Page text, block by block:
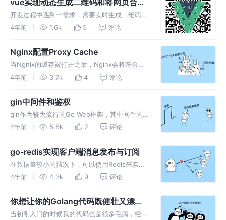
图片并在微信内置浏览器长按保存
开发过程中遇到一需求，需要实时生成二维码，
并将其放入图片中，然后下载。这就涉及到用相
存，特以此文章记录下该需求的解决。
4年前 1.6k 5 评论
Nginx配置Proxy Cache
当Ngnix的缓存被打开之后，Nginx会将符合规
则的response存储到文件作为缓存，并且用其
求。
4年前 3.7k 4 评论
gin中间件和鉴权
gin作为较为流行的Go Web框架，其中间件的
使用场景非常广泛，此处主要介绍如何使用其来
4年前 5.8k 2 评论
go-redis实现客户端消息发布与订阅
在数据量较小的情况下，可以使用Redis来实现
消息的发布与订阅，来代替Kafka。Kafka对于
景时候，不仅运维成本提升，还用不上多少性
能。
4年前 4.3k 9 评论
你想让你的Golang代码既健壮又漂亮
吗
当初刚入门的时候我的代码也是很多毛病，经不